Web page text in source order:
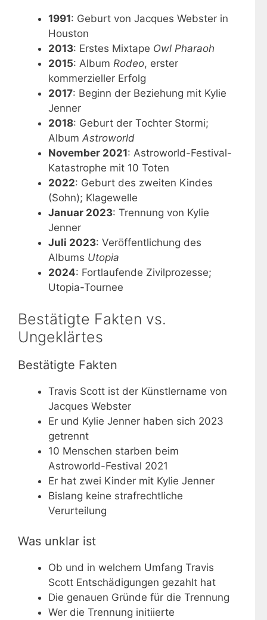
1991: Geburt von Jacques Webster in
Houston
2013: Erstes Mixtape Owl Pharaoh
2015: Album Rodeo, erster
kommerzieller Erfolg
2017: Beginn der Beziehung mit Kylie
Jenner
2018: Geburt der Tochter Stormi;
Album Astroworld
November 2021: Astroworld-Festival-
Katastrophe mit 10 Toten
2022: Geburt des zweiten Kindes
(Sohn); Klagewelle
Januar 2023: Trennung von Kylie
Jenner
Juli 2023: Veröffentlichung des
Albums Utopia
2024: Fortlaufende Zivilprozesse;
Utopia-Tournee
Bestätigte Fakten vs.
Ungeklärtes
Bestätigte Fakten
Travis Scott ist der Künstlername von
Jacques Webster
Er und Kylie Jenner haben sich 2023
getrennt
10 Menschen starben beim
Astroworld-Festival 2021
Er hat zwei Kinder mit Kylie Jenner
Bislang keine strafrechtliche
Verurteilung
Was unklar ist
Ob und in welchem Umfang Travis
Scott Entschädigungen gezahlt hat
Die genauen Gründe für die Trennung
Wer die Trennung initiierte